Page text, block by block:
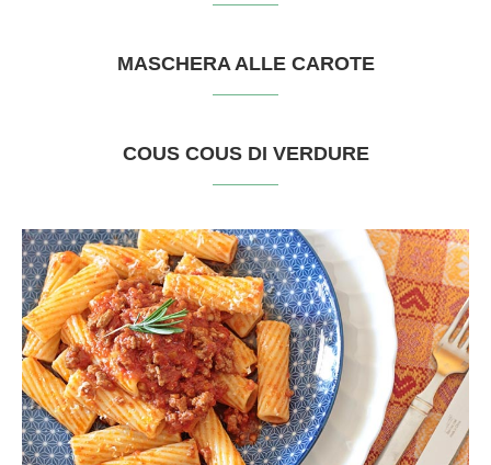
MASCHERA ALLE CAROTE
COUS COUS DI VERDURE